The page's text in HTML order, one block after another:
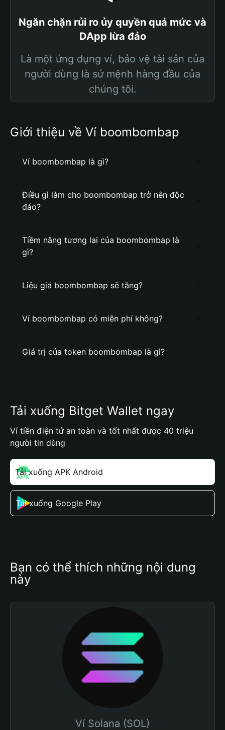
Ngăn chặn rủi ro ủy quyền quá mức và
DApp lừa đảo
Là một ứng dụng ví, bảo vệ tài sản của
người dùng là sứ mệnh hàng đầu của
chúng tôi.
Giới thiệu về Ví boombombap
Ví boombombap là gì?
Điều gì làm cho boombombap trở nên độc
đáo?
Tiềm năng tương lai của boombombap là
gì?
Liệu giá boombombap sẽ tăng?
Ví boombombap có miễn phí không?
Giá trị của token boombombap là gì?
Tải xuống Bitget Wallet ngay
Ví tiền điện tử an toàn và tốt nhất được 40 triệu
người tin dùng
Tải xuống APK Android
Tải xuống Google Play
Bạn có thể thích những nội dung
này
Ví Solana (SOL)